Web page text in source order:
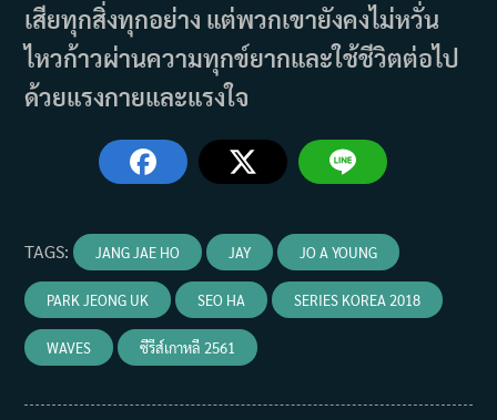
เสียทุกสิ่งทุกอย่าง แต่พวกเขายังคงไม่หวั่น
ไหวก้าวผ่านความทุกข์ยากและใช้ชีวิตต่อไป
ด้วยแรงกายและแรงใจ
TAGS: JANG JAE HO JAY JO A YOUNG
PARK JEONG UK SEO HA SERIES KOREA 2018
WAVES ซีรีส์เกาหลี 2561